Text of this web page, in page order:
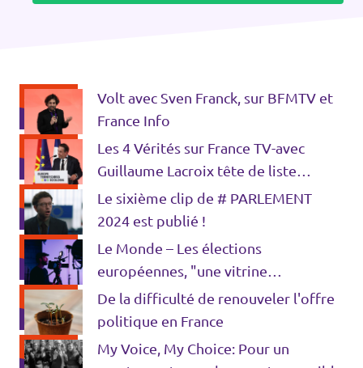
Volt avec Sven Franck, sur BFMTV et
France Info
Les 4 Vérités sur France TV-avec
Guillaume Lacroix tête de liste
coalition ETE
Le sixième clip de # PARLEMENT
2024 est publié !
Le Monde – Les élections
européennes, "une vitrine
médiatique pour les petites listes"
De la difficulté de renouveler l'offre
politique en France
My Voice, My Choice: Pour un